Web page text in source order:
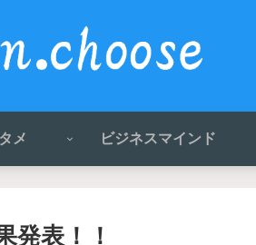
メ ビジネスマインド
発表！！